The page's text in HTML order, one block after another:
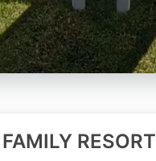
RESORT